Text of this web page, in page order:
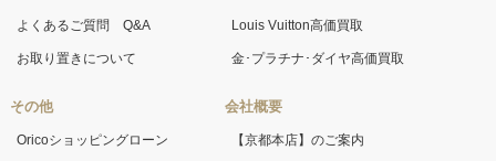
よくあるご質問 Q&A
お取り置きについて
その他
Oricoショッピングローン
Louis Vuitton高価買取
金･プラチナ･ダイヤ高価買取
会社概要
【京都本店】のご案内